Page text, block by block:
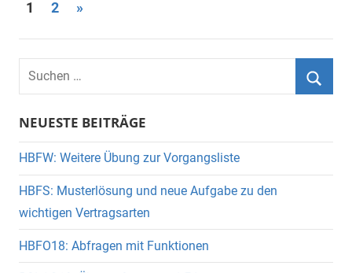
Seitennummerierung
der
Beiträge
1 2
Nächste
»
Suchen
nach:
NEUESTE BEITRÄGE
HBFW: Weitere Übung zur Vorgangsliste
HBFS: Musterlösung und neue Aufgabe zu den
wichtigen Vertragsarten
HBFO18: Abfragen mit Funktionen